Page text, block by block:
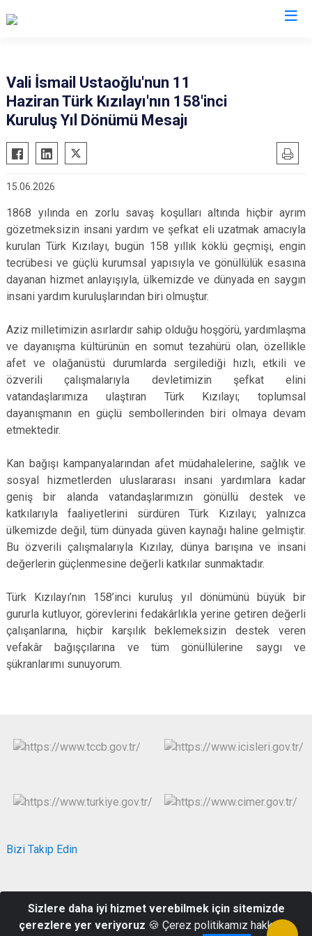
Vali İsmail Ustaoğlu'nun 11
Haziran Türk Kızılayı'nın 158'inci
Kuruluş Yıl Dönümü Mesajı
15.06.2026
1868 yılında en zorlu savaş koşulları altında hiçbir ayrım
gözetmeksizin insani yardım ve şefkat eli uzatmak amacıyla
kurulan Türk Kızılayı, bugün 158 yıllık köklü geçmişi, engin
tecrübesi ve güçlü kurumsal yapısıyla ve gönüllülük esasına
dayanan hizmet anlayışıyla, ülkemizde ve dünyada en saygın
insani yardım kuruluşlarından biri olmuştur.
Aziz milletimizin asırlardır sahip olduğu hoşgörü, yardımlaşma
ve dayanışma kültürünün en somut tezahürü olan, özellikle
afet ve olağanüstü durumlarda sergilediği hızlı, etkili ve
özverili çalışmalarıyla devletimizin şefkat elini
vatandaşlarımıza ulaştıran Türk Kızılayı; toplumsal
dayanışmanın en güçlü sembollerinden biri olmaya devam
etmektedir.
Kan bağışı kampanyalarından afet müdahalelerine, sağlık ve
sosyal hizmetlerden uluslararası insani yardımlara kadar
geniş bir alanda vatandaşlarımızın gönüllü destek ve
katkılarıyla faaliyetlerini sürdüren Türk Kızılayı; yalnızca
ülkemizde değil, tüm dünyada güven kaynağı haline gelmiştir.
Bu özverili çalışmalarıyla Kızılay, dünya barışına ve insani
değerlerin güçlenmesine değerli katkılar sunmaktadır.
Türk Kızılayı’nın 158’inci kuruluş yıl dönümünü büyük bir
gururla kutluyor, görevlerini fedakârlıkla yerine getiren değerli
çalışanlarına, hiçbir karşılık beklemeksizin destek veren
vefakâr bağışçılarına ve tüm gönüllülerine saygı ve
şükranlarımı sunuyorum.
Bizi Takip Edin
Karesi/BALIKESİR
0(266) 245 13 01
Sizlere daha iyi hizmet verebilmek için sitemizde
çerezlere yer veriyoruz 🍪 Çerez politikamız hakkında